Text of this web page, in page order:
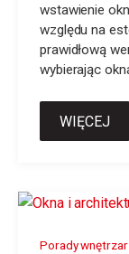
wstawienie
względu na
prawidłową
wybierając
WIĘCEJ
Porady